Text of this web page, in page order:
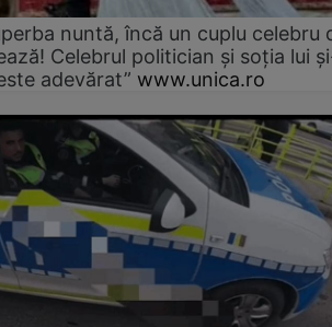
nuntă, încă un cuplu celebru
Celebrul politician și soția lui
adevărat” www.unica.ro